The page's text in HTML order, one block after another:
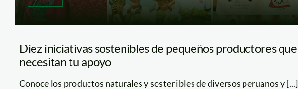
Diez iniciativas sostenibles de pequeños productores que
necesitan tu apoyo
Conoce los productos naturales y sostenibles de diversos peruanos y [...]